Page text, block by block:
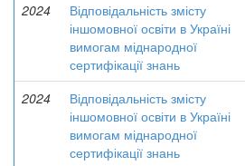
2024
Відповідальність змісту
іншомовної освіти в Україні
вимогам міднародної
сертифікації знань
2024
Відповідальність змісту
іншомовної освіти в Україні
вимогам міднародної
сертифікації знань